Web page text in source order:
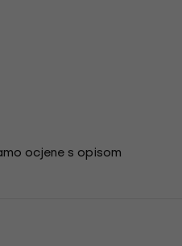
ocjene s opisom